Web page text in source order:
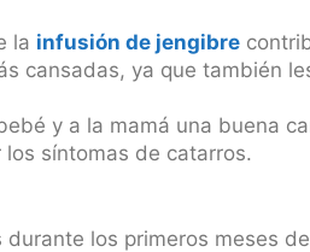
la infusión de jengibre
cansadas, ya que también
y a la mamá una buena
síntomas de catarros.
los primeros meses